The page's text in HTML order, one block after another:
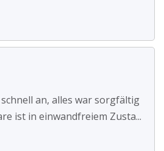
an, alles war sorgfältig
ist in einwandfreiem Zusta...